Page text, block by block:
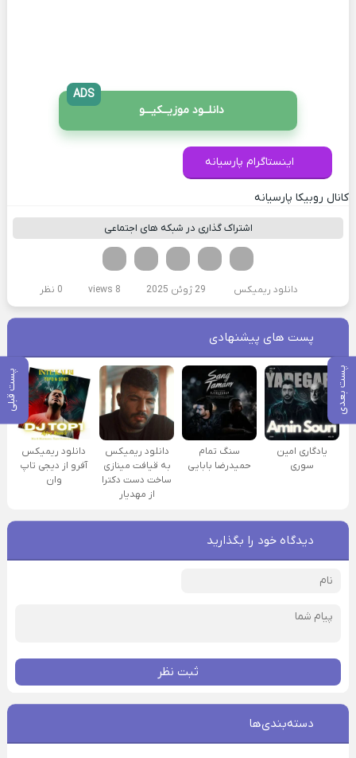
پست بعدی پست قبلی
دانلــود موزیــکیـــو
ADS
اینستاگرام پارسیانه
کانال روبیکا پارسیانه
اشتراک گذاری در شبکه های اجتماعی
لینکدین تویتر
فیسوک
دانلود ریمیکس 29 ژوئن 2025 8 views 0 نظر
پست های پیشنهادی
یادگاری امین
سوری
سنگ تمام
حمیدرضا بابایی
دانلود ریمیکس
به قیافت مینازی
ساخت دست دکترا
از مهدیار
دانلود ریمیکس
آفرو از ديجی تاپ
وان
دیدگاه خود را بگذارید
ثبت نظر
دسته‌بندی‌ها